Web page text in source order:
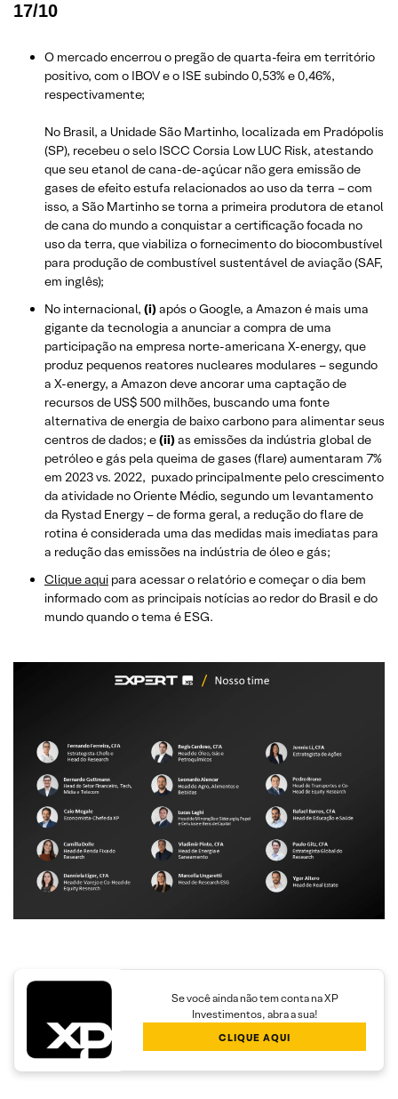
17/10
O mercado encerrou o pregão de quarta-feira em território
positivo, com o IBOV e o ISE subindo 0,53% e 0,46%,
respectivamente;
No Brasil, a Unidade São Martinho, localizada em Pradópolis
(SP), recebeu o selo ISCC Corsia Low LUC Risk, atestando
que seu etanol de cana-de-açúcar não gera emissão de
gases de efeito estufa relacionados ao uso da terra – com
isso, a São Martinho se torna a primeira produtora de etanol
de cana do mundo a conquistar a certificação focada no
uso da terra, que viabiliza o fornecimento do biocombustível
para produção de combustível sustentável de aviação (SAF,
em inglês);
No internacional, (i)após o Google, a Amazon é mais uma
gigante da tecnologia a anunciar a compra de uma
participação na empresa norte-americana X-energy, que
produz pequenos reatores nucleares modulares – segundo
a X-energy, a Amazon deve ancorar uma captação de
recursos de US$ 500 milhões, buscando uma fonte
alternativa de energia de baixo carbono para alimentar seus
centros de dados; e(ii)as emissões da indústria global de
petróleo e gás pela queima de gases (flare) aumentaram 7%
em 2023 vs. 2022, puxado principalmente pelo crescimento
da atividade no Oriente Médio, segundo um levantamento
da Rystad Energy – de forma geral, a redução do flare de
rotina é considerada uma das medidas mais imediatas para
a redução das emissões na indústria de óleo e gás;
Clique aqui para acessar o relatório e começar o dia bem
informado com as principais notícias ao redor do Brasil e do
mundo quando o tema é ESG.
Se você ainda não tem conta na XP
Investimentos, abra a sua!
CLIQUE AQUI